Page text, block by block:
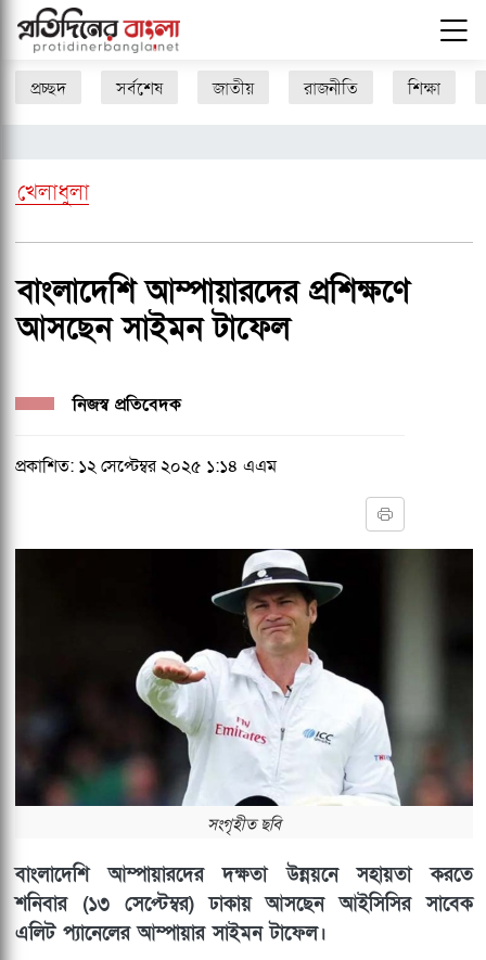
প্রচ্ছদ সর্বশেষ জাতীয় রাজনীতি শিক্ষা
খেলাধুলা
বাংলাদেশি আম্পায়ারদের প্রশিক্ষণে
আসছেন সাইমন টাফেল
নিজস্ব প্রতিবেদক
প্রকাশিত: ১২ সেপ্টেম্বর ২০২৫ ১:১৪ এএম
সংগৃহীত ছবি
বাংলাদেশি আম্পায়ারদের দক্ষতা উন্নয়নে সহায়তা করতে
শনিবার (১৩ সেপ্টেম্বর) ঢাকায় আসছেন আইসিসির সাবেক
এলিট প্যানেলের আম্পায়ার সাইমন টাফেল।